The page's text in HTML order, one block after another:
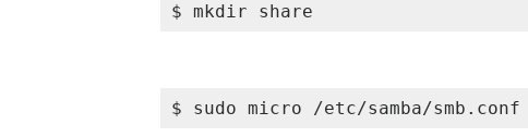
$ mkdir share
$ sudo micro /etc/samba/smb.conf